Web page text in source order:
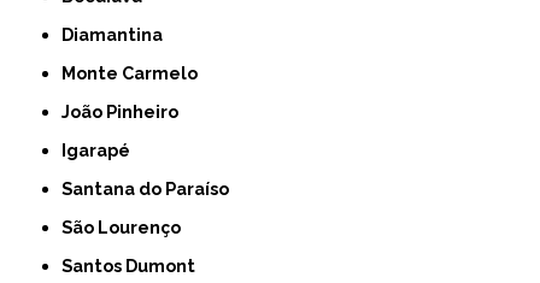
Diamantina
Monte Carmelo
João Pinheiro
Igarapé
Santana do Paraíso
São Lourenço
Santos Dumont